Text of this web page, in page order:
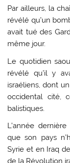
Par ailleurs, la
révélé qu’un
avait tué des
même jour.
Le quotidien
révélé qu’il y
israéliens, dont
occidental cité,
balistiques.
L’année
que son pays
Syrie et en Iraq
de la Révolution